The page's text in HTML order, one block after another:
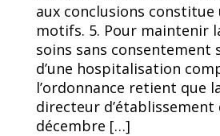
aux conclusions constitue
motifs. 5. Pour maintenir
soins sans consentement
d’une hospitalisation
l’ordonnance retient que
directeur d’établissement
décembre […]